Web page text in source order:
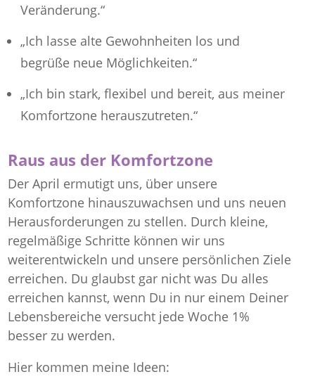
Veränderung.“
„Ich lasse alte Gewohnheiten los und
begrüße neue Möglichkeiten.“
„Ich bin stark, flexibel und bereit, aus meiner
Komfortzone herauszutreten.“
Raus aus der Komfortzone
Der April ermutigt uns, über unsere
Komfortzone hinauszuwachsen und uns neuen
Herausforderungen zu stellen. Durch kleine,
regelmäßige Schritte können wir uns
weiterentwickeln und unsere persönlichen Ziele
erreichen. Du glaubst gar nicht was Du alles
erreichen kannst, wenn Du in nur einem Deiner
Lebensbereiche versucht jede Woche 1%
besser zu werden.
Hier kommen meine Ideen: